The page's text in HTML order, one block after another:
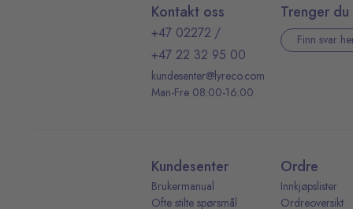
Kontakt oss
+47 02272 /
+47 22 32 95 00
kundesenter@lyreco.com
Man-Fre 08:00-16:00
Trenger
Finn svar
Kundesenter
Brukermanual
Ofte stilte spørsmål
Ordre
Innkjøpslister
Ordreoversikt